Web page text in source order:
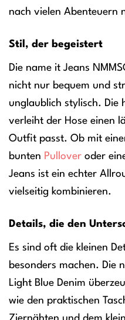
nach vielen Abenteuern
Stil, der begeistert
Die name it Jeans
nicht nur bequem und
unglaublich stylisch. Die
verleiht der Hose einen
Outfit passt. Ob mit
bunten Pullover oder
Jeans ist ein echter
vielseitig kombinieren.
Details, die den
Es sind oft die kleinen
besonders machen. Die
Light Blue Denim
wie den praktischen